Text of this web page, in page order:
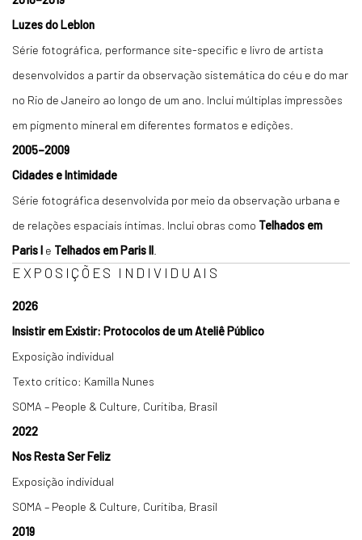
Luzes do Leblon
Série fotográfica, performance site-specific e livro de artista
desenvolvidos a partir da observação sistemática do céu e do mar
no Rio de Janeiro ao longo de um ano. Inclui múltiplas impressões
em pigmento mineral em diferentes formatos e edições.
2005–2009
Cidades e Intimidade
Série fotográfica desenvolvida por meio da observação urbana e
de relações espaciais íntimas. Inclui obras como Telhados em
Paris I e Telhados em Paris II
EXPOSIÇÕES INDIVIDUAIS
2026
Insistir em Existir: Protocolos de um Ateliê Público
Exposição individual
Texto crítico: Kamilla Nunes
SOMA – People & Culture, Curitiba, Brasil
2022
Nos Resta Ser Feliz
Exposição individual
SOMA – People & Culture, Curitiba, Brasil
2019